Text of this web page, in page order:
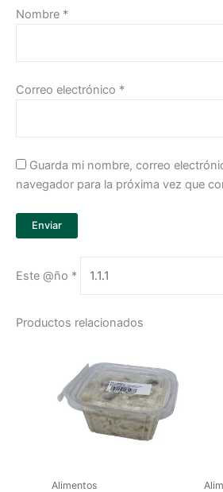
Nombre *
Correo electrónico *
Guarda mi nombre, correo
navegador para la próxima vez que
Este @ño *
Productos relacionados
Alimentos